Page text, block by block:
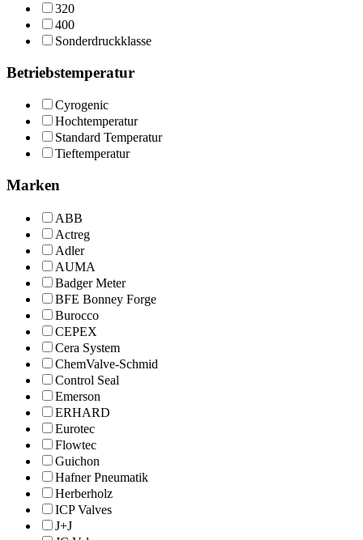
320
400
Sonderdruckklasse
Betriebstemperatur
Cyrogenic
Hochtemperatur
Standard Temperatur
Tieftemperatur
Marken
ABB
Actreg
Adler
AUMA
Badger Meter
BFE Bonney Forge
Burocco
CEPEX
Cera System
ChemValve-Schmid
Control Seal
Emerson
ERHARD
Eurotec
Flowtec
Guichon
Hafner Pneumatik
Herberholz
ICP Valves
J+J